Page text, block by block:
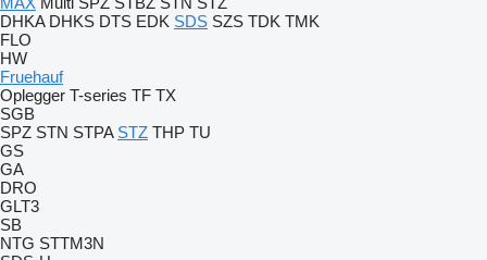
DHKA DHKS DTS EDK SDS SZS TDK TMK
FLO
HW
Fruehauf
Oplegger T-series TF TX
SGB
SPZ STN STPA STZ THP TU
GS
GA
DRO
GLT3
SB
NTG STTM3N